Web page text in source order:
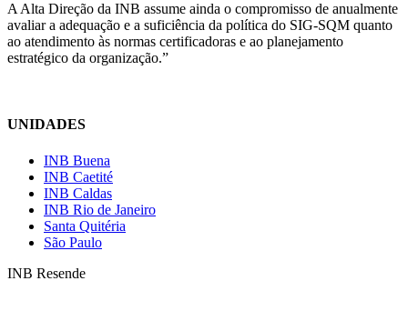
A Alta Direção da INB assume ainda o compromisso de anualmente
avaliar a adequação e a suficiência da política do SIG-SQM quanto
ao atendimento às normas certificadoras e ao planejamento
estratégico da organização.”
UNIDADES
INB Buena
INB Caetité
INB Caldas
INB Rio de Janeiro
Santa Quitéria
São Paulo
INB Resende